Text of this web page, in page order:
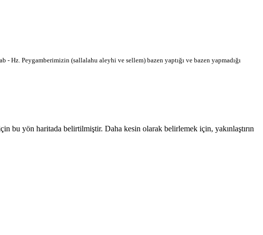
- Hz. Peygamberimizin (sallalahu aleyhi ve sellem) bazen yaptığı ve bazen yapmadığı
bu yön haritada belirtilmiştir. Daha kesin olarak belirlemek için, yakınlaştırın